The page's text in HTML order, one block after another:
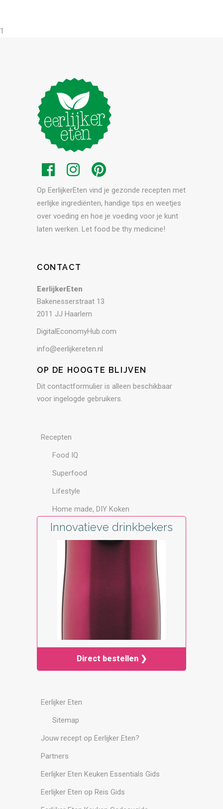
1
Op EerlijkerEten vind je gezonde recepten met
eerlijke ingrediënten, handige tips en weetjes
over voeding en hoe je voeding voor je kunt
laten werken. Let food be thy medicine!
CONTACT
EerlijkerEten
Bakenesserstraat 13
2011 JJ Haarlem
DigitalEconomyHub.com
info@eerlijkereten.nl
OP DE HOOGTE BLIJVEN
Dit contactformulier is alleen beschikbaar
voor ingelogde gebruikers.
Recepten
Food IQ
Superfood
Lifestyle
Home made, DIY Koken
Innovatieve drinkbekers
Direct bestellen ❯
Eerlijker Eten
Sitemap
Jouw recept op Eerlijker Eten?
Partners
Eerlijker Eten Keuken Essentials Gids
Eerlijker Eten op Reis Gids